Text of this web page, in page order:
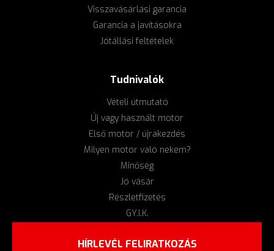
Visszavásárlási garancia
Garancia a javításokra
Jótállási feltételek
Tudnivalók
Vételi útmutató
Új vagy használt motor
Első motor / újrakezdés
Milyen motor való nekem?
Minőség
Jó vásár
Részletfizetés
GY.I.K.
HÍRLEVÉL FELIRATKOZÁS